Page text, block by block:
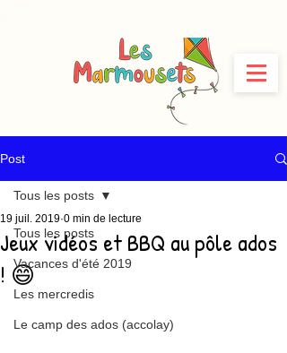
Post
Tous les posts
Vacances d'été 2019
Les mercredis
Le camp des ados (accolay)
Tous les posts
Jeux vidéos et BBQ au pôle ados
! 😄
19 juil. 2019 0 min de lecture